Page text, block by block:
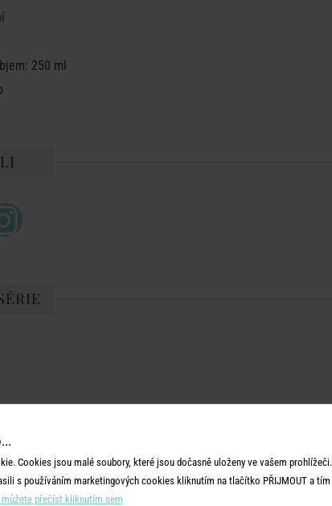
250 ml
Cookies jsou malé soubory, které jsou dočasně uloženy ve vašem prohlížeči.
s používáním marketingových cookies kliknutím na tlačítko PŘIJMOUT a tím
přečíst kliknutím sem